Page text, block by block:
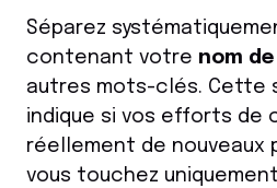
Séparez
contenant votre nom
autres mots-clés. Cette
indique si vos efforts de
réellement de nouveaux
vous touchez